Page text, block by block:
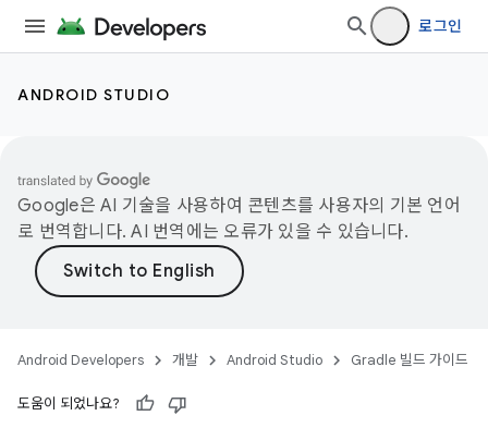
로그인
ANDROID STUDIO
Google은 AI 기술을 사용하여 콘텐츠를 사용자의 기본 언어
로 번역합니다. AI 번역에는 오류가 있을 수 있습니다.
Android Developers 개발 Android Studio Gradle 빌드 가이드
도움이 되었나요?